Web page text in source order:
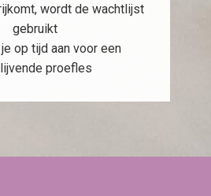
wordt de wachtlijst
gebruikt
op tijd aan voor een
proefles